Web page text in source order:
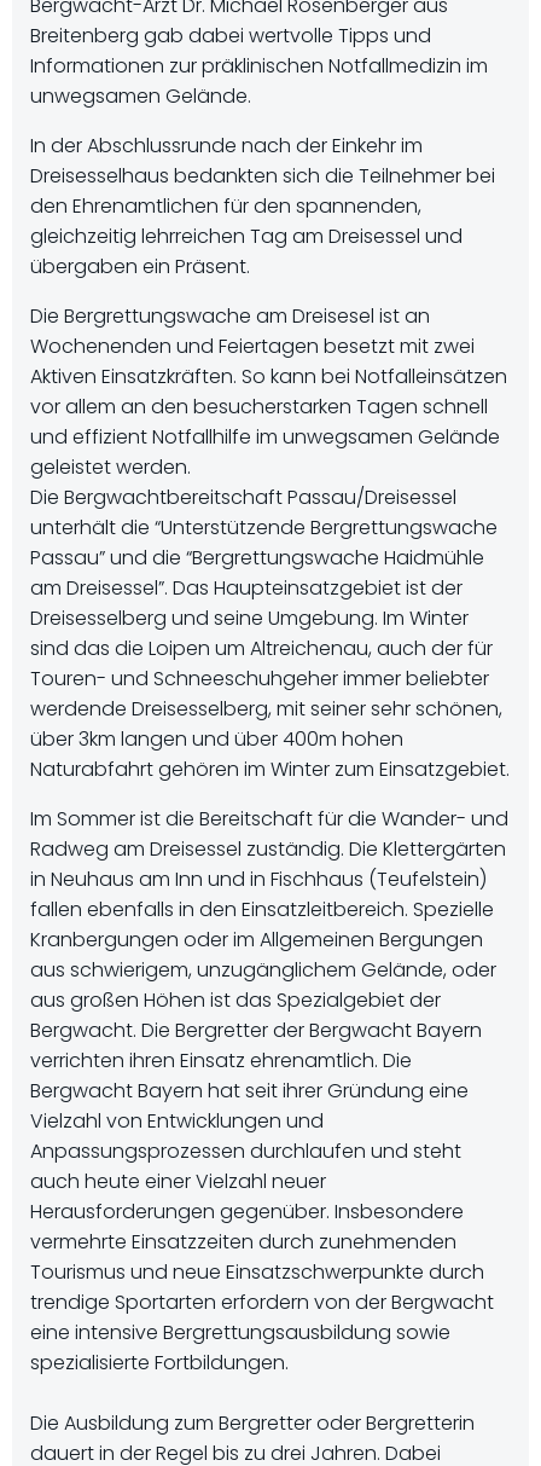
Breitenberg gab dabei wertvolle Tipps und
Informationen zur präklinischen Notfallmedizin im
unwegsamen Gelände.
In der Abschlussrunde nach der Einkehr im
Dreisesselhaus bedankten sich die Teilnehmer bei
den Ehrenamtlichen für den spannenden,
gleichzeitig lehrreichen Tag am Dreisessel und
übergaben ein Präsent.
Die Bergrettungswache am Dreisesel ist an
Wochenenden und Feiertagen besetzt mit zwei
Aktiven Einsatzkräften. So kann bei Notfalleinsätzen
vor allem an den besucherstarken Tagen schnell
und effizient Notfallhilfe im unwegsamen Gelände
geleistet werden.
Die Bergwachtbereitschaft Passau/Dreisessel
unterhält die “Unterstützende Bergrettungswache
Passau” und die “Bergrettungswache Haidmühle
am Dreisessel”. Das Haupteinsatzgebiet ist der
Dreisesselberg und seine Umgebung. Im Winter
sind das die Loipen um Altreichenau, auch der für
Touren- und Schneeschuhgeher immer beliebter
werdende Dreisesselberg, mit seiner sehr schönen,
über 3km langen und über 400m hohen
Naturabfahrt gehören im Winter zum Einsatzgebiet.
Im Sommer ist die Bereitschaft für die Wander- und
Radweg am Dreisessel zuständig. Die Klettergärten
in Neuhaus am Inn und in Fischhaus (Teufelstein)
fallen ebenfalls in den Einsatzleitbereich. Spezielle
Kranbergungen oder im Allgemeinen Bergungen
aus schwierigem, unzugänglichem Gelände, oder
aus großen Höhen ist das Spezialgebiet der
Bergwacht. Die Bergretter der Bergwacht Bayern
verrichten ihren Einsatz ehrenamtlich. Die
Bergwacht Bayern hat seit ihrer Gründung eine
Vielzahl von Entwicklungen und
Anpassungsprozessen durchlaufen und steht
auch heute einer Vielzahl neuer
Herausforderungen gegenüber. Insbesondere
vermehrte Einsatzzeiten durch zunehmenden
Tourismus und neue Einsatzschwerpunkte durch
trendige Sportarten erfordern von der Bergwacht
eine intensive Bergrettungsausbildung sowie
spezialisierte Fortbildungen.
Die Ausbildung zum Bergretter oder Bergretterin
dauert in der Regel bis zu drei Jahren. Dabei